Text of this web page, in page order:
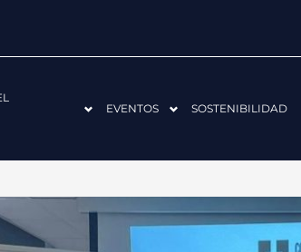
EVENTOS SOSTENIBILIDAD